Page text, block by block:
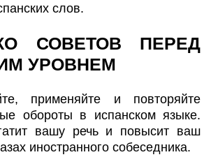
слов.
СОВЕТОВ ПЕРЕД
УРОВНЕМ
применяйте и повторяйте
обороты в испанском языке.
вашу речь и повысит ваш
иностранного собеседника.